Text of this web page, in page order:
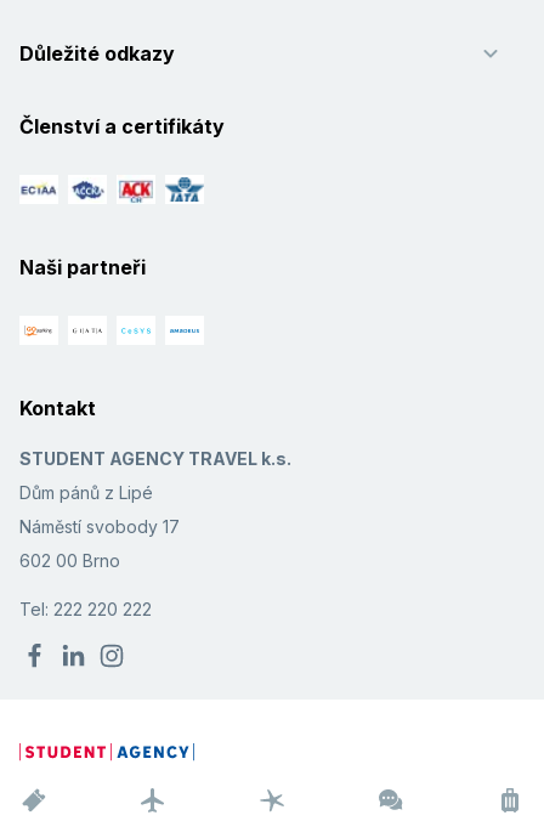
Důležité odkazy
Členství a certifikáty
Naši partneři
Kontakt
STUDENT AGENCY TRAVEL k.s.
Dům pánů z Lipé
Náměstí svobody 17
602 00 Brno
Tel: 222 220 222